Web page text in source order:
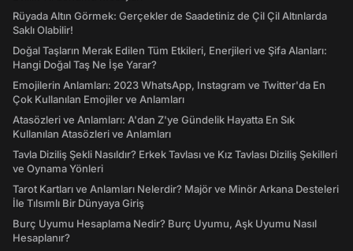
Rüyada Altın Görmek: Gerçekler de Saadetiniz de Çil Çil Altınlarda
Saklı Olabilir!
Doğal Taşların Merak Edilen Tüm Etkileri, Enerjileri ve Şifa Alanları:
Hangi Doğal Taş Ne İşe Yarar?
Emojilerin Anlamları: 2023 WhatsApp, Instagram ve Twitter'da En
Çok Kullanılan Emojiler ve Anlamları
Atasözleri ve Anlamları: A'dan Z'ye Gündelik Hayatta En Sık
Kullanılan Atasözleri ve Anlamları
Tavla Diziliş Şekli Nasıldır? Erkek Tavlası ve Kız Tavlası Diziliş Şekilleri
ve Oynama Yönleri
Tarot Kartları ve Anlamları Nelerdir? Majör ve Minör Arkana Desteleri
İle Tılsımlı Bir Dünyaya Giriş
Burç Uyumu Hesaplama Nedir? Burç Uyumu, Aşk Uyumu Nasıl
Hesaplanır?